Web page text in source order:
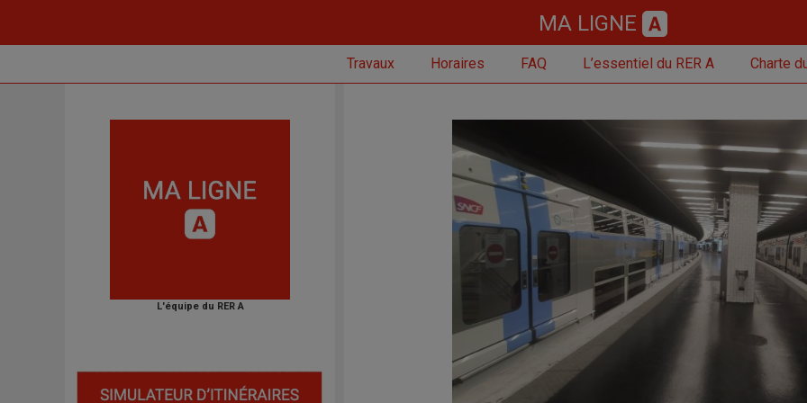
MA LIGNE
Travaux Horaires FAQ L’essentiel du RER A Charte
L'équipe du RER A